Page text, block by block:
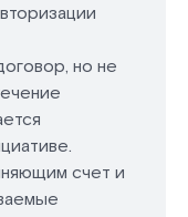
но не
счет и